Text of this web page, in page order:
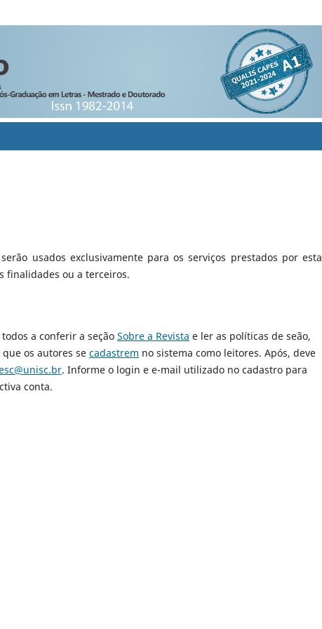
usados exclusivamente para os serviços prestados por esta
finalidades ou a terceiros.
a conferir a seção Sobre a Revista e ler as políticas de seão,
que os autores se cadastrem no sistema como leitores. Após, deve
. Informe o login e e-mail utilizado no cadastro para
conta.